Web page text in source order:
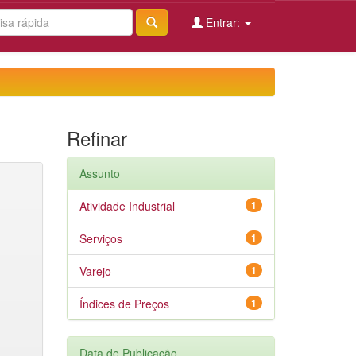
Entrar:
Refinar
Assunto
1
Atividade Industrial
1
Serviços
1
Varejo
1
Índices de Preços
Data de Publicação